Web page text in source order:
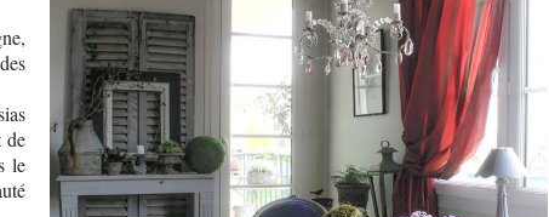
de
le